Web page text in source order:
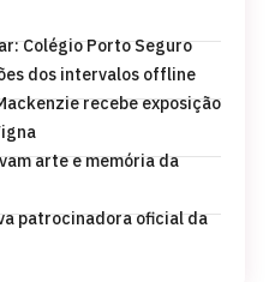
Colégio Porto Seguro
dos intervalos offline
recebe exposição
arte e memória da
patrocinadora oficial da